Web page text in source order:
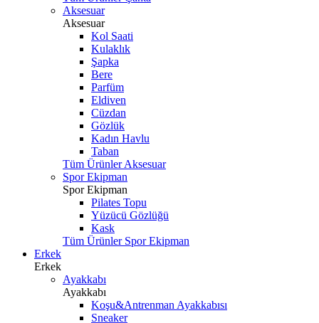
Aksesuar
Aksesuar
Kol Saati
Kulaklık
Şapka
Bere
Parfüm
Eldiven
Cüzdan
Gözlük
Kadın Havlu
Taban
Tüm Ürünler Aksesuar
Spor Ekipman
Spor Ekipman
Pilates Topu
Yüzücü Gözlüğü
Kask
Tüm Ürünler Spor Ekipman
Erkek
Erkek
Ayakkabı
Ayakkabı
Koşu&Antrenman Ayakkabısı
Sneaker